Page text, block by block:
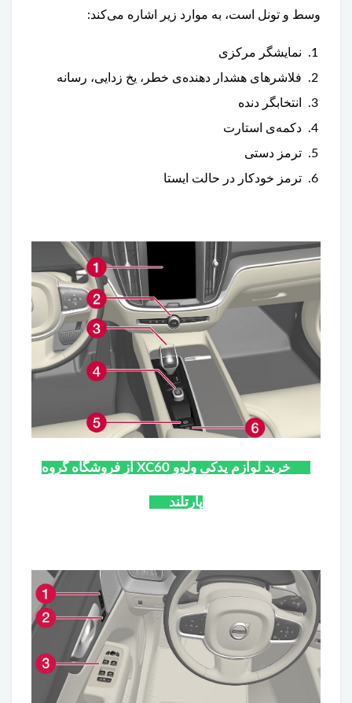
وسط و تونل است، به موارد زیر اشاره می‌کند:
نمایشگر مرکزی
فلاشرهای هشدار دهنده‌ی خطر، یخ زدایی، رسانه
انتخابگر دنده
دکمه‌ی استارت
ترمز دستی
ترمز خودکار در حالت ایستا
خرید لوازم یدکی ولوو XC60 از فروشگاه گروه
پارتلند